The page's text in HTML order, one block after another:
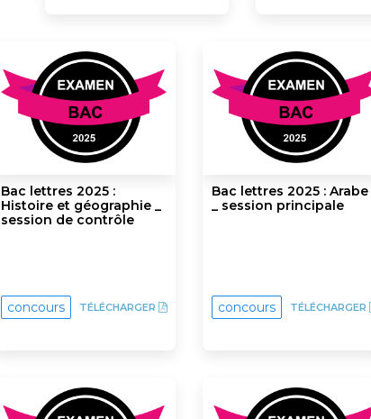
Bac lettres 2025 :
Histoire et géographie _
session de contrôle
concours TÉLÉCHARGER
Bac lettres 2025 : Arabe
_ session principale
concours TÉLÉCHARGER